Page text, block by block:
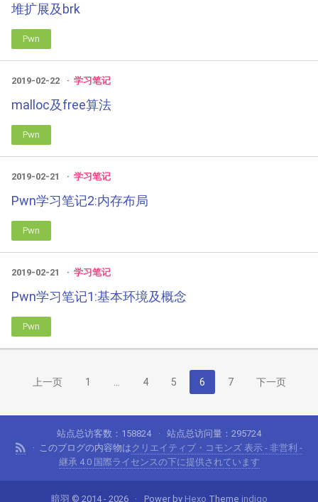
堆扩展及brk
Pwn
2019-02-22 学习笔记
malloc及free算法
Pwn
2019-02-21 学习笔记
Pwn学习笔记2:内存布局
Pwn
2019-02-21 学习笔记
Pwn学习笔记1:基本环境及概念
Pwn
上一页 1 … 4 5 6 7 下一页
站点总访客数： 158824 站点总访问量： 295724
このブログの内容物はクリエイティブ・コモンズ 表示 - 非営利 -
継承 4.0 国際ライセンスの下に提供されています
暗羽 © 2014 - 2026 Power by Hexo Theme indigo